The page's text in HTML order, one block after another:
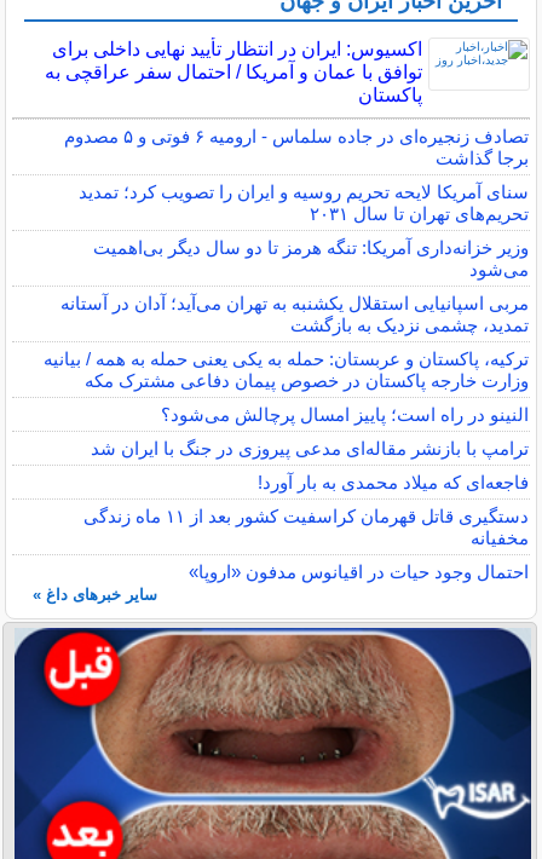
اکسیوس: ایران در انتظار تأیید نهایی داخلی برای
توافق با عمان و آمریکا / احتمال سفر عراقچی به
پاکستان
تصادف زنجیره‌ای در جاده سلماس - ارومیه ۶ فوتی و ۵ مصدوم
برجا گذاشت
سنای آمریکا لایحه تحریم روسیه و ایران را تصویب کرد؛ تمدید
تحریم‌های تهران تا سال ۲۰۳۱
وزیر خزانه‌داری آمریکا: تنگه هرمز تا دو سال دیگر بی‌اهمیت
می‌شود
مربی اسپانیایی استقلال یکشنبه به تهران می‌آید؛ آدان در آستانه
تمدید، چشمی نزدیک به بازگشت
ترکیه، پاکستان و عربستان: حمله به یکی یعنی حمله به همه / بیانیه
وزارت خارجه پاکستان در خصوص پیمان دفاعی مشترک مکه
النینو در راه است؛ پاییز امسال پرچالش می‌شود؟
ترامپ با بازنشر مقاله‌ای مدعی پیروزی در جنگ با ایران شد
فاجعه‌ای که میلاد محمدی به بار آورد!
دستگیری قاتل قهرمان کراسفیت کشور بعد از ۱۱ ماه زندگی
مخفیانه
احتمال وجود حیات در اقیانوس مدفون «اروپا»
سایر خبرهای داغ »